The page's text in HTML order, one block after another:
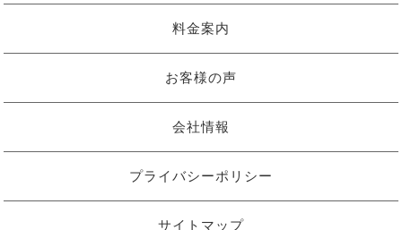
料金案内
お客様の声
会社情報
プライバシーポリシー
サイトマップ